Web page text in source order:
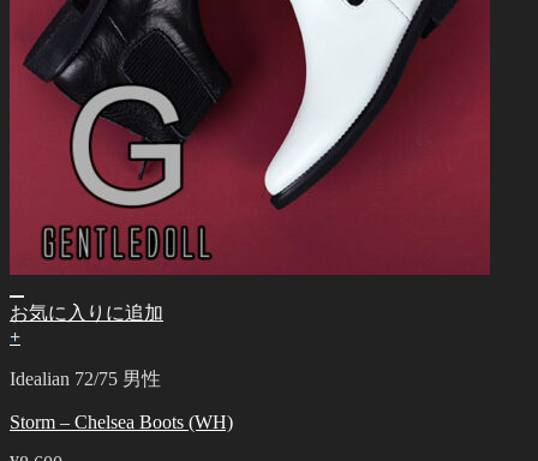
お気に入りに追加
+
Idealian 72/75 男性
Storm – Chelsea Boots (WH)